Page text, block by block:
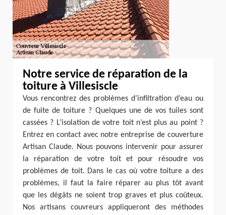
Notre service de réparation de la
toiture à Villesiscle
Vous rencontrez des problèmes d’infiltration d’eau ou
de fuite de toiture ? Quelques une de vos tuiles sont
cassées ? L’isolation de votre toit n’est plus au point ?
Entrez en contact avec notre entreprise de couverture
Artisan Claude. Nous pouvons intervenir pour assurer
la réparation de votre toit et pour résoudre vos
problèmes de toit. Dans le cas où votre toiture a des
problèmes, il faut la faire réparer au plus tôt avant
que les dégâts ne soient trop graves et plus coûteux.
Nos artisans couvreurs appliqueront des méthodes